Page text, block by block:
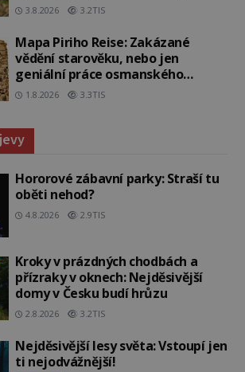
3.8.2026 3.2TIS
Mapa Piriho Reise: Zakázané
vědění starověku, nebo jen
geniální práce osmanského
admirála?
1.8.2026 3.3TIS
Hororové zábavní parky: Straší tu
oběti nehod?
4.8.2026 2.9TIS
Kroky v prázdných chodbách a
přízraky v oknech: Nejděsivější
domy v Česku budí hrůzu
2.8.2026 3.2TIS
Nejděsivější lesy světa: Vstoupí jen
ti nejodvážnější!